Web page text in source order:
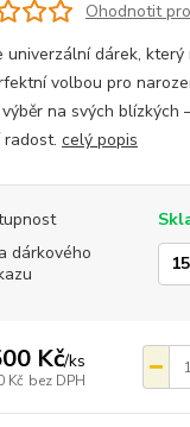
Ohodnotit
univerzální dárek,
volbou pro
na svých blízkých
celý popis
dárkového
Kč/ks
Kč bez DPH